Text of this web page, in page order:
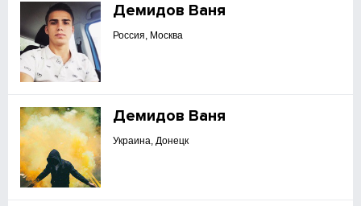
Демидов Ваня
Россия, Москва
Демидов Ваня
Украина, Донецк